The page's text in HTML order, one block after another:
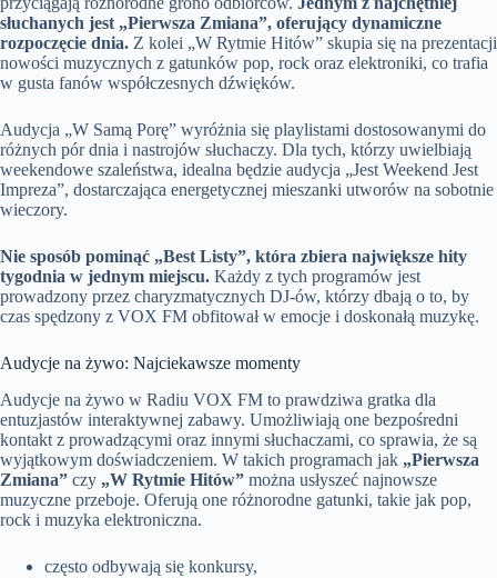
słuchanych jest „Pierwsza Zmiana”, oferujący dynamiczne
rozpoczęcie dnia. Z kolei „W Rytmie Hitów” skupia się na prezentacji
nowości muzycznych z gatunków pop, rock oraz elektroniki, co trafia
w gusta fanów współczesnych dźwięków.
Audycja „W Samą Porę” wyróżnia się playlistami dostosowanymi do
różnych pór dnia i nastrojów słuchaczy. Dla tych, którzy uwielbiają
weekendowe szaleństwa, idealna będzie audycja „Jest Weekend Jest
Impreza”, dostarczająca energetycznej mieszanki utworów na sobotnie
wieczory.
Nie sposób pominąć „Best Listy”, która zbiera największe hity
tygodnia w jednym miejscu. Każdy z tych programów jest
prowadzony przez charyzmatycznych DJ-ów, którzy dbają o to, by
czas spędzony z VOX FM obfitował w emocje i doskonałą muzykę.
Audycje na żywo: Najciekawsze momenty
Audycje na żywo w Radiu VOX FM to prawdziwa gratka dla
entuzjastów interaktywnej zabawy. Umożliwiają one bezpośredni
kontakt z prowadzącymi oraz innymi słuchaczami, co sprawia, że są
wyjątkowym doświadczeniem. W takich programach jak „Pierwsza
Zmiana” czy „W Rytmie Hitów” można usłyszeć najnowsze
muzyczne przeboje. Oferują one różnorodne gatunki, takie jak pop,
rock i muzyka elektroniczna.
często odbywają się konkursy,